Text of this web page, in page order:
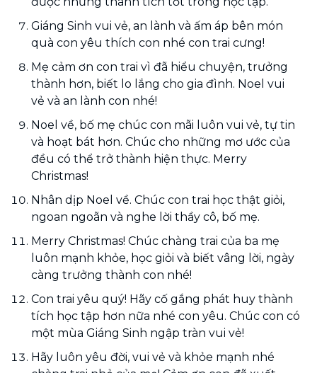
Giáng Sinh vui vẻ, an lành và ấm áp bên món
quà con yêu thích con nhé con trai cưng!
Mẹ cảm ơn con trai vì đã hiểu chuyện, trưởng
thành hơn, biết lo lắng cho gia đình. Noel vui
vẻ và an lành con nhé!
Noel về, bố mẹ chúc con mãi luôn vui vẻ, tự tin
và hoạt bát hơn. Chúc cho những mơ ước của
đều có thể trở thành hiện thực. Merry
Christmas!
Nhân dịp Noel về. Chúc con trai học thật giỏi,
ngoan ngoãn và nghe lời thầy cô, bố mẹ.
Merry Christmas! Chúc chàng trai của ba mẹ
luôn mạnh khỏe, học giỏi và biết vâng lời, ngày
càng trưởng thành con nhé!
Con trai yêu quý! Hãy cố gắng phát huy thành
tích học tập hơn nữa nhé con yêu. Chúc con có
một mùa Giáng Sinh ngập tràn vui vẻ!
Hãy luôn yêu đời, vui vẻ và khỏe mạnh nhé